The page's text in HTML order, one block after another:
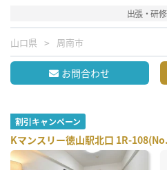
出張・研
山口県 周南市
お問合わせ
割引キャンペーン
Kマンスリー徳山駅北口 1R-